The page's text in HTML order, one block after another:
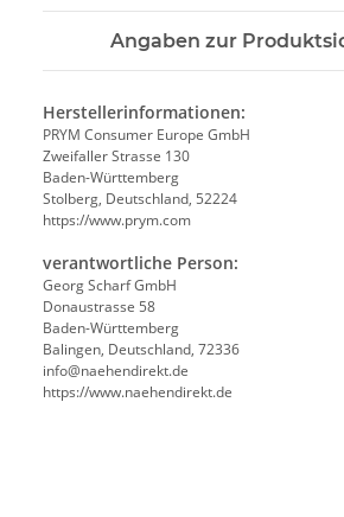
Angaben zur
Herstellerinformationen:
PRYM Consumer Europe GmbH
Zweifaller Strasse 130
Baden-Württemberg
Stolberg, Deutschland, 52224
https://www.prym.com
verantwortliche Person:
Georg Scharf GmbH
Donaustrasse 58
Baden-Württemberg
Balingen, Deutschland, 72336
info@naehendirekt.de
https://www.naehendirekt.de